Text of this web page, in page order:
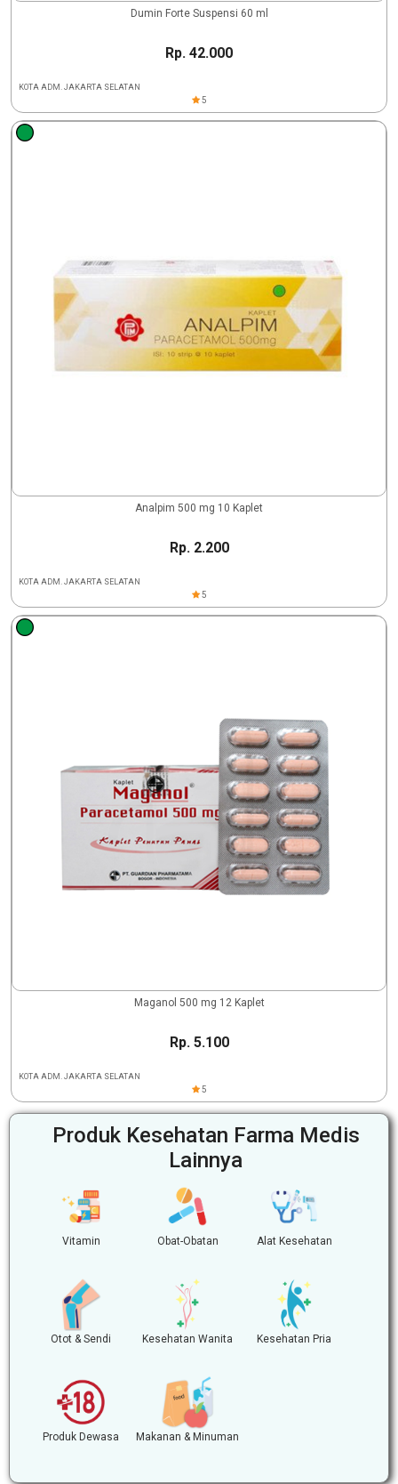
Dumin Forte Suspensi 60 ml
Rp. 42.000
KOTA ADM. JAKARTA SELATAN
5
Analpim 500 mg 10 Kaplet
Rp. 2.200
KOTA ADM. JAKARTA SELATAN
5
Maganol 500 mg 12 Kaplet
Rp. 5.100
KOTA ADM. JAKARTA SELATAN
5
Produk Kesehatan Farma Medis
Lainnya
Vitamin Obat-Obatan Alat Kesehatan
Otot & Sendi Kesehatan Wanita Kesehatan Pria
Produk Dewasa Makanan & Minuman